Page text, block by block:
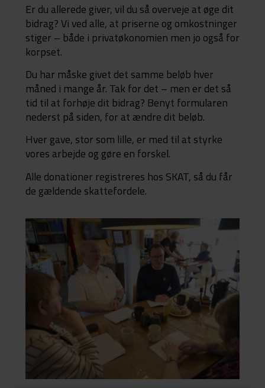
Er du allerede giver, vil du så overveje at øge dit
bidrag? Vi ved alle, at priserne og omkostninger
stiger – både i privatøkonomien men jo også for
korpset.
Du har måske givet det samme beløb hver
måned i mange år. Tak for det – men er det så
tid til at forhøje dit bidrag? Benyt formularen
nederst på siden, for at ændre dit beløb.
Hver gave, stor som lille, er med til at styrke
vores arbejde og gøre en forskel.
Alle donationer registreres hos SKAT, så du får
de gældende skattefordele.